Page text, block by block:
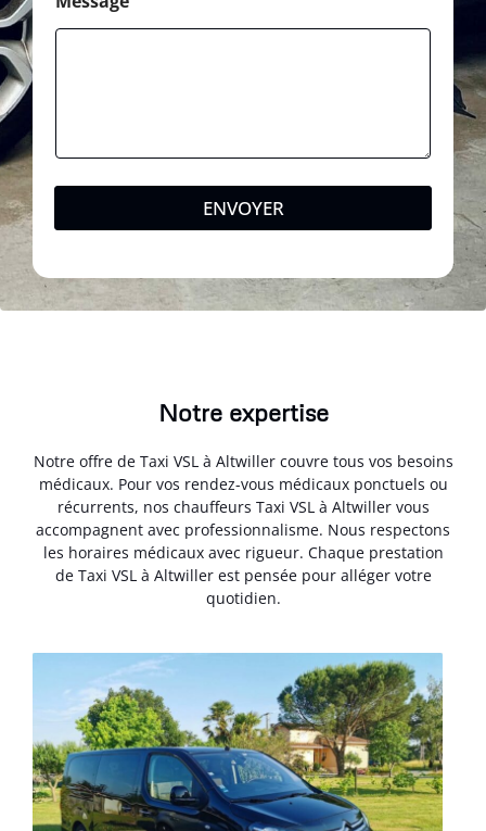
ENVOYER
Notre expertise
Notre offre de Taxi VSL à Altwiller couvre tous vos besoins
médicaux. Pour vos rendez-vous médicaux ponctuels ou
récurrents, nos chauffeurs Taxi VSL à Altwiller vous
accompagnent avec professionnalisme. Nous respectons
les horaires médicaux avec rigueur. Chaque prestation
de Taxi VSL à Altwiller est pensée pour alléger votre
quotidien.